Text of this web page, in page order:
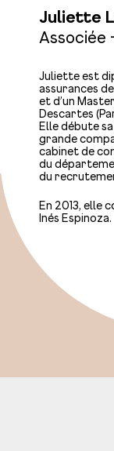
Juliette
Associée
Juliette est
assurances
et d’un
Descartes
Elle débute
grande
cabinet de
du
du
En 2013, elle
Inés Espinoza.